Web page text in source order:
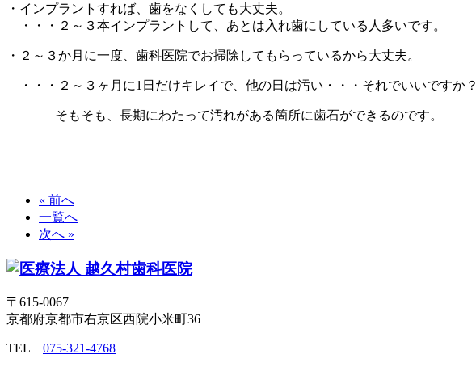
・インプラントすれば、歯をなくしても大丈夫。
・・・２～３本インプラントして、あとは入れ歯にしている人多いです。
・２～３か月に一度、歯科医院でお掃除してもらっているから大丈夫。
・・・２～３ヶ月に1日だけキレイで、他の日は汚い・・・それでいいですか？
そもそも、長期にわたって汚れがある箇所に歯石ができるのです。
« 前へ
一覧へ
次へ »
〒615-0067
京都府京都市右京区西院小米町36
TEL 075-321-4768